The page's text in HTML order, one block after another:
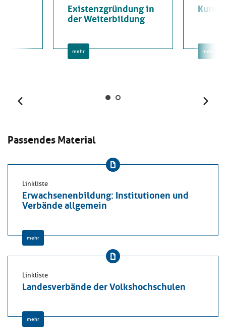
Existenzgründung in
der Weiterbildung
mehr mehr
Passendes Material
Linkliste
Erwachsenenbildung: Institutionen und
Verbände allgemein
mehr
Linkliste
Landesverbände der Volkshochschulen
mehr